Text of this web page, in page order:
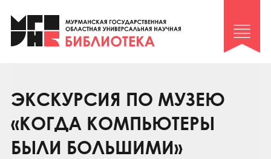
Клуб «Гиря и сельдерей»
Клуб «Семейный архив»
Коллегам
Контакты
ЭКСКУРСИЯ ПО МУЗЕЮ
«КОГДА КОМПЬЮТЕРЫ
БЫЛИ БОЛЬШИМИ»